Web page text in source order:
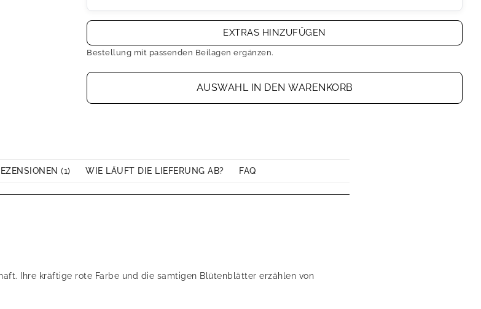
EXTRAS HINZUFÜGEN
Bestellung mit passenden Beilagen ergänzen.
AUSWAHL IN DEN WARENKORB
(1) WIE LÄUFT DIE LIEFERUNG AB? FAQ
Ihre kräftige rote Farbe und die samtigen Blütenblätter erzählen von